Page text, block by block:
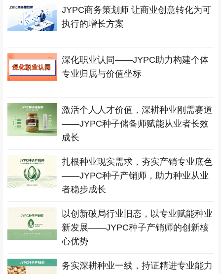
JYPC商务策划师 让商业创意转化为可
执行的增长方案
深化职业认同——JYPC助力构建个体
专业归属与价值坐标
激活个人人才价值，深耕种业刚需赛道
——JYPC种子储备师赋能从业者长效
成长
扎根种业现实需求，夯实产销专业底色
——JYPC种子产销师，助力种业从业
者稳步成长
以创新破局行业旧态，以专业赋能种业
新发展——JYPC种子产销师的创新核
心优势
务实深耕种业一线，持证精进专业能力